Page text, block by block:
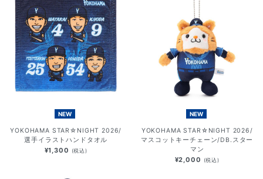
NEW
YOKOHAMA STAR☆NIGHT 2026/
選手イラストハンドタオル
¥1,300 (税込)
NEW
YOKOHAMA STAR☆NIGHT 2026/
マスコットキーチェーン/DB.スター
マン
¥2,000 (税込)